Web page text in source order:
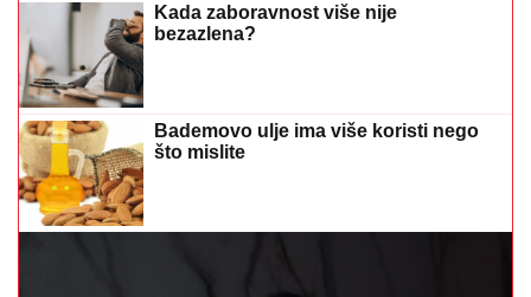
Kada zaboravnost više nije
bezazlena?
Bademovo ulje ima više koristi nego
što mislite